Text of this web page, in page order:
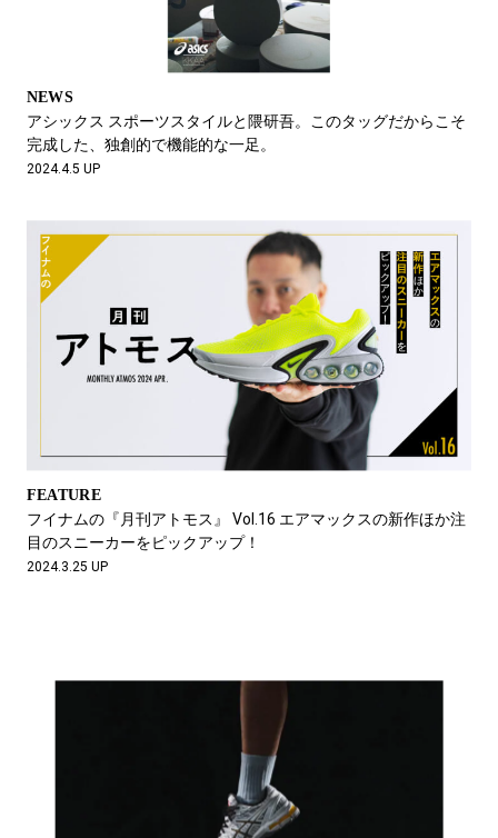
NEWS
アシックス スポーツスタイルと隈研吾。このタッグだからこそ
完成した、独創的で機能的な一足。
2024.4.5 UP
FEATURE
フイナムの『月刊アトモス』 Vol.16 エアマックスの新作ほか注
目のスニーカーをピックアップ！
2024.3.25 UP